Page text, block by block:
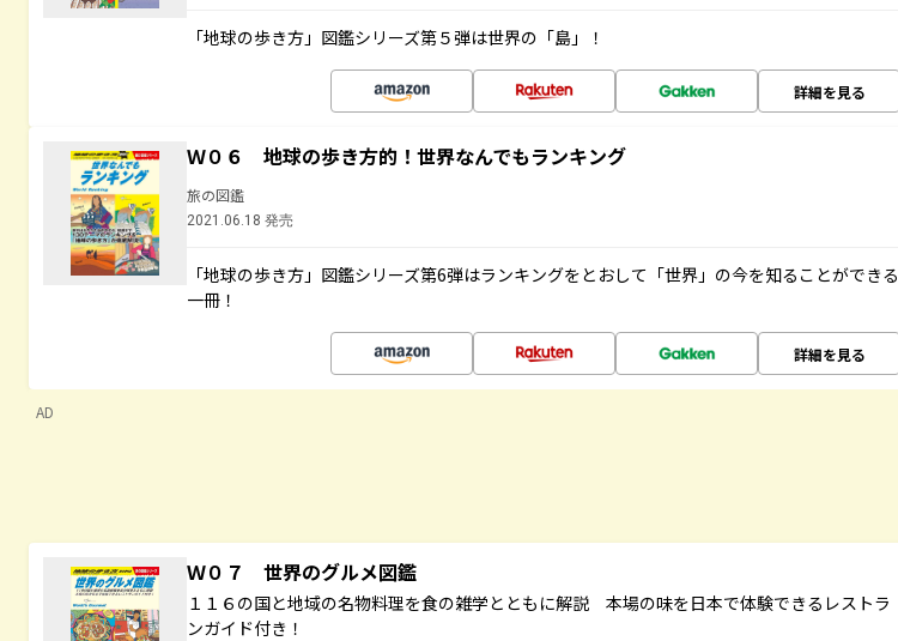
「地球の歩き方」図鑑シリーズ第５弾は世界の「島」！
詳細を見る
Ｗ０６ 地球の歩き方的！世界なんでもランキング
旅の図鑑
2021.06.18 発売
「地球の歩き方」図鑑シリーズ第6弾はランキングをとおして「世界」の今を知ることができる
一冊！
詳細を見る
AD
Ｗ０７ 世界のグルメ図鑑
１１６の国と地域の名物料理を食の雑学とともに解説 本場の味を日本で体験できるレストラ
ンガイド付き！